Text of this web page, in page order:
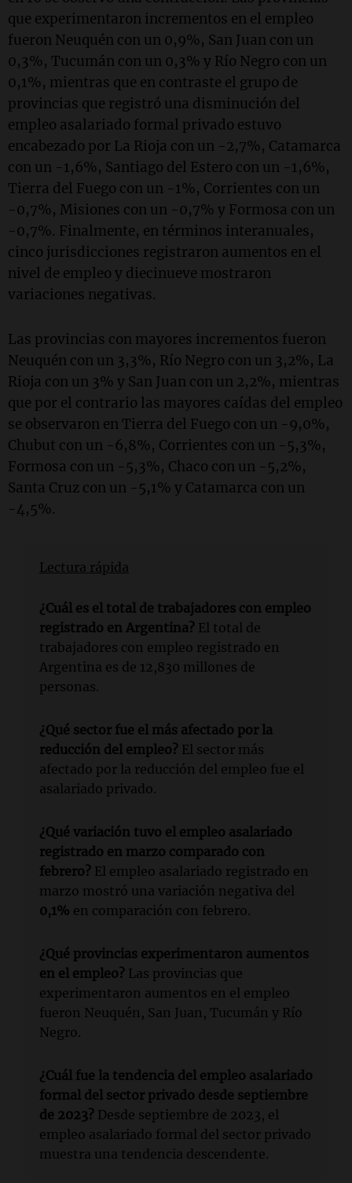
que experimentaron incrementos en el empleo
fueron Neuquén con un 0,9%, San Juan con un
0,3%, Tucumán con un 0,3% y Río Negro con un
0,1%, mientras que en contraste el grupo de
provincias que registró una disminución del
empleo asalariado formal privado estuvo
encabezado por La Rioja con un -2,7%, Catamarca
con un -1,6%, Santiago del Estero con un -1,6%,
Tierra del Fuego con un -1%, Corrientes con un
-0,7%, Misiones con un -0,7% y Formosa con un
-0,7%. Finalmente, en términos interanuales,
cinco jurisdicciones registraron aumentos en el
nivel de empleo y diecinueve mostraron
variaciones negativas.
Las provincias con mayores incrementos fueron
Neuquén con un 3,3%, Río Negro con un 3,2%, La
Rioja con un 3% y San Juan con un 2,2%, mientras
que por el contrario las mayores caídas del empleo
se observaron en Tierra del Fuego con un -9,0%,
Chubut con un -6,8%, Corrientes con un -5,3%,
Formosa con un -5,3%, Chaco con un -5,2%,
Santa Cruz con un -5,1% y Catamarca con un
-4,5%.
Lectura rápida
¿Cuál es el total de trabajadores con empleo
registrado en Argentina? El total de
trabajadores con empleo registrado en
Argentina es de 12,830 millones de
personas.
¿Qué sector fue el más afectado por la
reducción del empleo? El sector más
afectado por la reducción del empleo fue el
asalariado privado.
¿Qué variación tuvo el empleo asalariado
registrado en marzo comparado con
febrero? El empleo asalariado registrado en
marzo mostró una variación negativa del
0,1% en comparación con febrero.
¿Qué provincias experimentaron aumentos
en el empleo? Las provincias que
experimentaron aumentos en el empleo
fueron Neuquén, San Juan, Tucumán y Río
Negro.
¿Cuál fue la tendencia del empleo asalariado
formal del sector privado desde septiembre
de 2023? Desde septiembre de 2023, el
empleo asalariado formal del sector privado
muestra una tendencia descendente.